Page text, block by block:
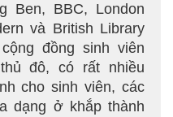
Ben, BBC, London
và British Library
đồng sinh viên
đô, có rất nhiều
cho sinh viên, các
dạng ở khắp thành